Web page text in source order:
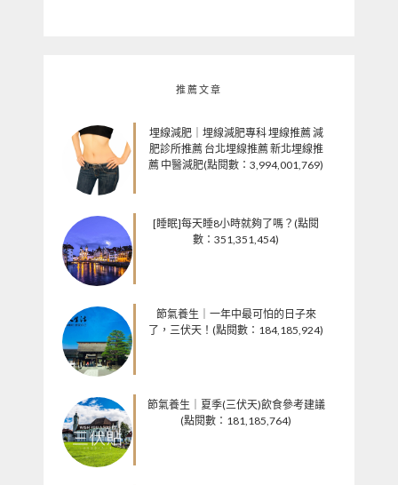
推薦文章
埋線減肥｜埋線減肥專科 埋線推薦 減
肥診所推薦 台北埋線推薦 新北埋線推
薦 中醫減肥(點閱數：3,994,001,769)
[睡眠]每天睡8小時就夠了嗎？(點閱
數：351,351,454)
節氣養生｜一年中最可怕的日子來
了，三伏天！(點閱數：184,185,924)
節氣養生｜夏季(三伏天)飲食參考建議
(點閱數：181,185,764)